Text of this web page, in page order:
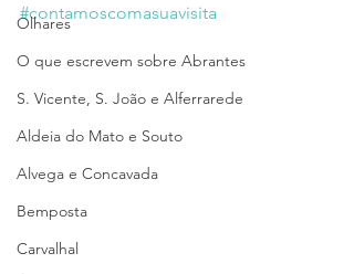
Olhares
O que escrevem sobre Abrantes
S. Vicente, S. João e Alferrarede
Aldeia do Mato e Souto
Alvega e Concavada
Bemposta
Carvalhal
#contamoscomasuavisita